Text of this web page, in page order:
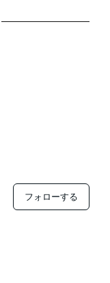
フォローする